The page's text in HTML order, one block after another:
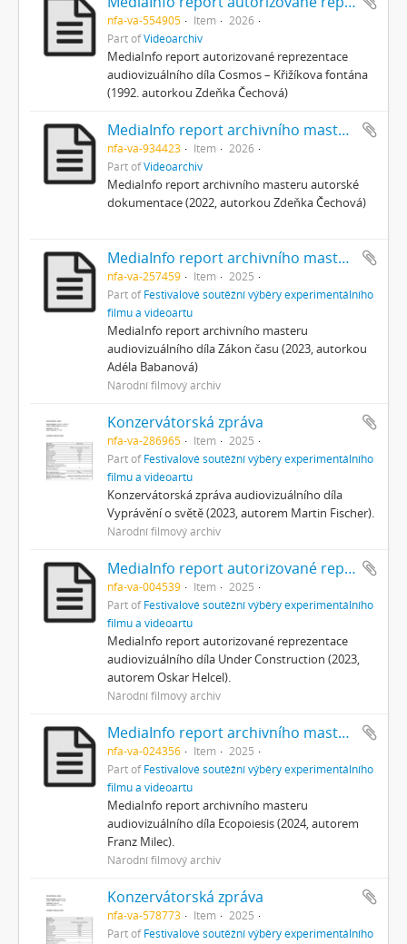
nfa-va-554905 Item
2026
Part ofVideoarchiv
MediaInfo report autorizované reprezentace
audiovizuálního díla Cosmos – Křižíkova fontána
(1992. autorkou Zdeňka Čechová)
MediaInfo report archivního masteru autorské dokumentace
nfa-va-934423 Item
2026
Part ofVideoarchiv
MediaInfo report archivního masteru autorské
dokumentace (2022, autorkou Zdeňka Čechová)
MediaInfo report archivního masteru
nfa-va-257459 Item
2025
Part ofFestivalové soutěžní výběry experimentálního
filmu a videoartu
MediaInfo report archivního masteru
audiovizuálního díla Zákon času (2023, autorkou
Adéla Babanová)
Národní filmový archiv
Konzervátorská zpráva
nfa-va-286965 Item
2025
Part ofFestivalové soutěžní výběry experimentálního
filmu a videoartu
Konzervátorská zpráva audiovizuálního díla
Vyprávění o světě (2023, autorem Martin Fischer).
Národní filmový archiv
MediaInfo report autorizované reprezentace
nfa-va-004539 Item
2025
Part ofFestivalové soutěžní výběry experimentálního
filmu a videoartu
MediaInfo report autorizované reprezentace
audiovizuálního díla Under Construction (2023,
autorem Oskar Helcel).
Národní filmový archiv
MediaInfo report archivního masteru
nfa-va-024356 Item
2025
Part ofFestivalové soutěžní výběry experimentálního
filmu a videoartu
MediaInfo report archivního masteru
audiovizuálního díla Ecopoiesis (2024, autorem
Franz Milec).
Národní filmový archiv
Konzervátorská zpráva
nfa-va-578773 Item
2025
Part ofFestivalové soutěžní výběry experimentálního